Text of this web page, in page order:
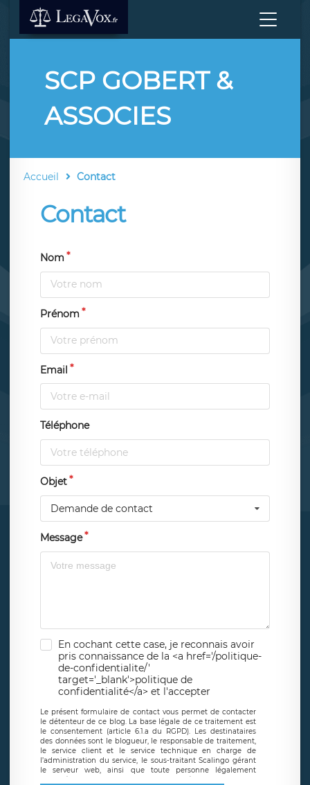
SCP GOBERT &
ASSOCIES
Accueil Contact
Contact
Nom
Prénom
Email
Téléphone
Objet
Demande de contact
Message
En cochant cette case, je reconnais avoir
pris connaissance de la <a href='/politique-
de-confidentialite/'
target='_blank'>politique de
confidentialité</a> et l'accepter
Le présent formulaire de contact vous permet de contacter
le détenteur de ce blog. La base légale de ce traitement est
le consentement (article 6.1.a du RGPD). Les destinataires
des données sont le blogueur, le responsable de traitement,
le service client et le service technique en charge de
l’administration du service, le sous-traitant Scalingo gérant
le serveur web, ainsi que toute personne légalement
autorisée. Le formulaire de contact à destination du